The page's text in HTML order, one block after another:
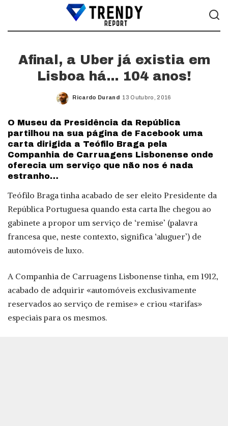
Afinal, a Uber já existia em
Lisboa há… 104 anos!
Posted
Ricardo Durand 13 Outubro, 2016
O Museu da Presidência da República
partilhou na sua página de Facebook uma
carta dirigida a Teófilo Braga pela
Companhia de Carruagens Lisbonense onde
oferecia um serviço que não nos é nada
estranho…
Teófilo Braga tinha acabado de ser eleito Presidente da
República Portuguesa quando esta carta lhe chegou ao
gabinete a propor um serviço de ‘remise’ (palavra
francesa que, neste contexto, significa ‘aluguer’) de
automóveis de luxo.
A Companhia de Carruagens Lisbonense tinha, em 1912,
acabado de adquirir «automóveis exclusivamente
reservados ao serviço de remise» e criou «tarifas»
especiais para os mesmos.